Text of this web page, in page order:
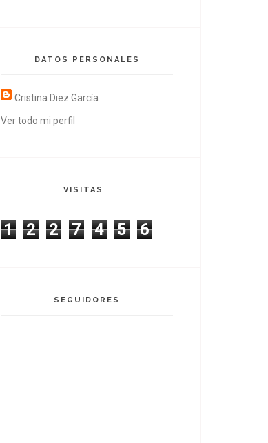
DATOS PERSONALES
Cristina Diez García
Ver todo mi perfil
VISITAS
1 2 2 7 4 5 6
SEGUIDORES